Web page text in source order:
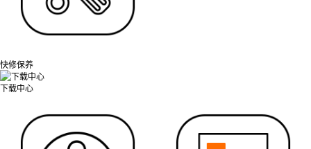
快修保养
下载中心